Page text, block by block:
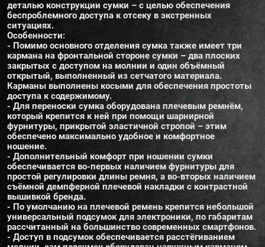
деталью конструкции сумки – с целью обеспечения
беспроблемного доступа к отсеку в экстренных
ситуациях.
Особенности:
- Помимо основного отделения сумка также имеет три
кармана на фронтальной стороне сумки – два плоских
закрытых с доступом на молнии и один объёмный
открытый, выполненный из сетчатого материала.
Карманы выполнены косыми для обеспечения простоты
доступа к содержимому.
- Для переноски сумка оборудована плечевым ремнём,
который крепится к ней при помощи шарнирной
фурнитуры, прикрытой эластичной стропой – этим
обеспечено максимально удобное и комфортное
ношение.
- Дополнительный комфорт при ношении сумки
обеспечивается во-первых наличием фурнитуры для
простой регулировки длины ремня, а во-вторых наличием
съёмной демпферной плечевой накладки с контрастной
вышивкой бренда.
- По умолчанию на плечевой ремень крепится небольшой
универсальный подсумок для электроники, по габаритам
рассчитанный на большинство современных смартфонов.
- Доступ в подсумок обеспечивается расстёгиванием